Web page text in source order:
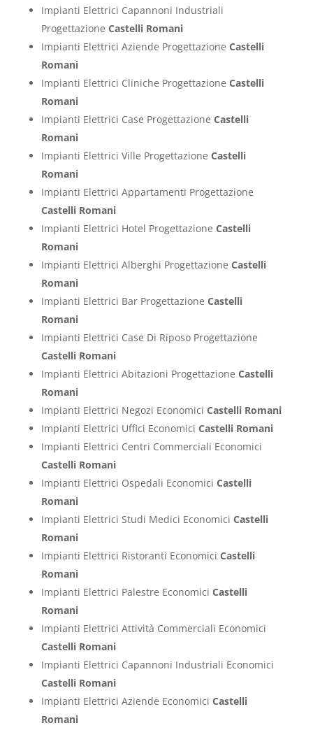
Impianti Elettrici Capannoni Industriali
Progettazione Castelli Romani
Impianti Elettrici Aziende Progettazione Castelli
Romani
Impianti Elettrici Cliniche Progettazione Castelli
Romani
Impianti Elettrici Case Progettazione Castelli
Romani
Impianti Elettrici Ville Progettazione Castelli
Romani
Impianti Elettrici Appartamenti Progettazione
Castelli Romani
Impianti Elettrici Hotel Progettazione Castelli
Romani
Impianti Elettrici Alberghi Progettazione Castelli
Romani
Impianti Elettrici Bar Progettazione Castelli
Romani
Impianti Elettrici Case Di Riposo Progettazione
Castelli Romani
Impianti Elettrici Abitazioni Progettazione Castelli
Romani
Impianti Elettrici Negozi Economici Castelli Romani
Impianti Elettrici Uffici Economici Castelli Romani
Impianti Elettrici Centri Commerciali Economici
Castelli Romani
Impianti Elettrici Ospedali Economici Castelli
Romani
Impianti Elettrici Studi Medici Economici Castelli
Romani
Impianti Elettrici Ristoranti Economici Castelli
Romani
Impianti Elettrici Palestre Economici Castelli
Romani
Impianti Elettrici Attività Commerciali Economici
Castelli Romani
Impianti Elettrici Capannoni Industriali Economici
Castelli Romani
Impianti Elettrici Aziende Economici Castelli
Romani